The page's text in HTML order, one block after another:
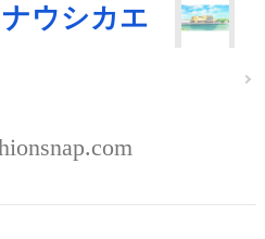
ウシカエ